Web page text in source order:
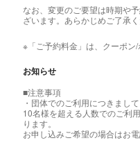
なお、変更のご要望は時期や
ざいます。あらかじめご了承く
※「ご予約料金」は、クーポン/
お知らせ
■注意事項
・団体でのご利用につきまして
10名様を超える人数でのご利
ります。
お申し込みご希望の場合はお